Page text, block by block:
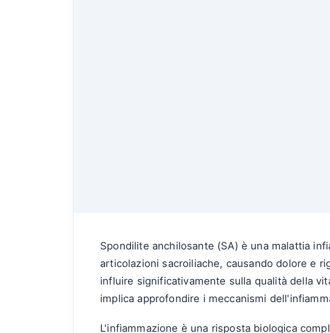
Spondilite anchilosante (SA) è una malattia
articolazioni sacroiliache, causando dolore e
influire significativamente sulla qualità della
implica approfondire i meccanismi
L'infiammazione è una risposta biologica